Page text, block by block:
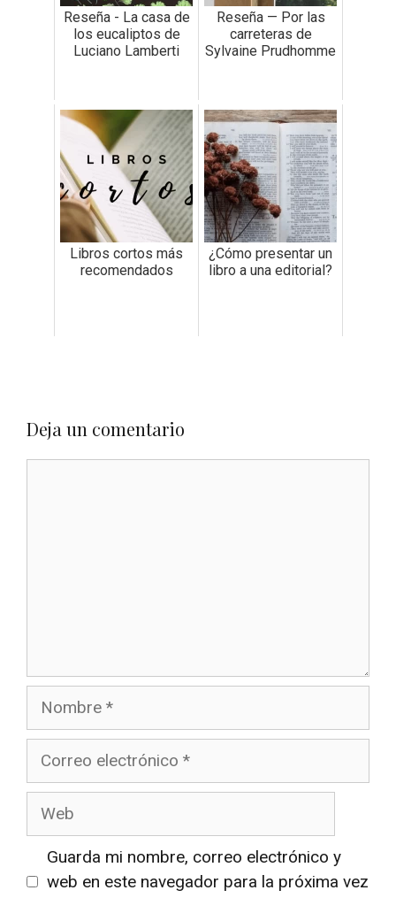
Reseña - La casa de
los eucaliptos de
Luciano Lamberti
Reseña — Por las
carreteras de
Sylvaine Prudhomme
Libros cortos más
recomendados
¿Cómo presentar un
libro a una editorial?
Deja un comentario
Nombre
Correo
Web
Guarda mi nombre, correo electrónico y
web en este navegador para la próxima vez